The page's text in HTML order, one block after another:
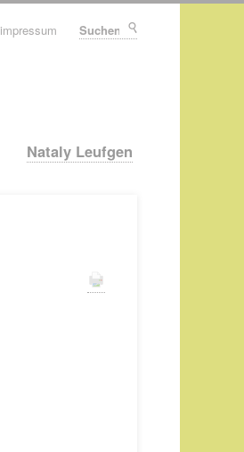
Nataly Leufgen
impressum